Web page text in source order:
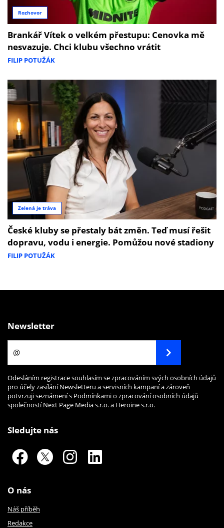
Rozhovor
Brankář Vítek o velkém přestupu: Cenovka mě
nesvazuje. Chci klubu všechno vrátit
FILIP POTUŽÁK
Zelená je tráva
České kluby se přestaly bát změn. Teď musí řešit
dopravu, vodu i energie. Pomůžou nové stadiony
FILIP POTUŽÁK
Newsletter
Odesláním registrace souhlasím se zpracováním svých osobních údajů
pro účely zasílání Newsletteru a servisních kampaní a zároveň
potvrzuji seznámení s Podmínkami o zpracování osobních údajů
společností Next Page Media s.r.o. a Heroine s.r.o.
Sledujte nás
O nás
Náš příběh
Redakce